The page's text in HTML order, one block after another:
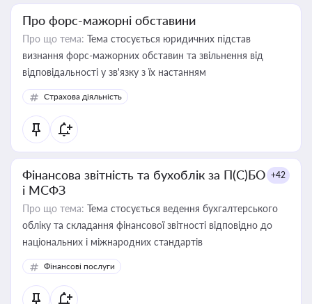
Про форс-мажорні обставини
Про що тема: Тема стосується юридичних підстав
визнання форс-мажорних обставин та звільнення від
відповідальності у зв'язку з їх настанням
Страхова діяльність
Фінансова звітність та бухоблік за П(С)БО
і МСФЗ
+42
Про що тема: Тема стосується ведення бухгалтерського
обліку та складання фінансової звітності відповідно до
національних і міжнародних стандартів
Фінансові послуги